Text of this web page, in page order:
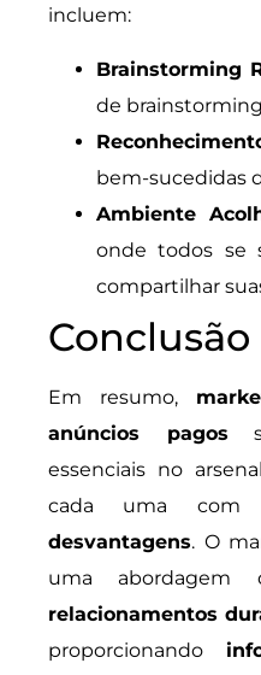
incluem:
Brainstorming
de
bem-sucedidas
Ambiente
onde todos se
compartilhar
Conclusão
Em resumo,
anúncios pagos
essenciais no
cada uma com
desvantagens. O
uma abordagem
relacionamentos
proporcionando